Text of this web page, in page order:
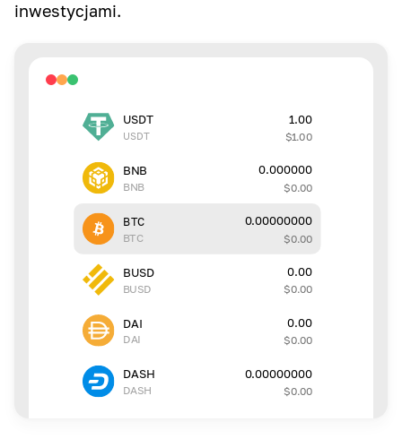
inwestycjami.
USDT
USDT
1.00
$1.00
BNB
BNB
0.000000
$0.00
BTC
BTC
0.00000000
$0.00
BUSD
BUSD
0.00
$0.00
DAI
DAI
0.00
$0.00
DASH
DASH
0.00000000
$0.00